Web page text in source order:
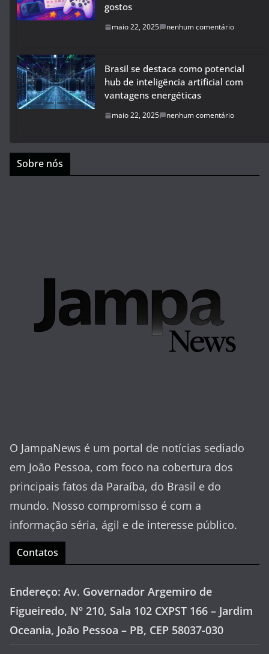
gostos
maio 22, 2025 nenhum comentário
Brasil se destaca como potencial
hub de inteligência artificial com
vantagens energéticas
maio 22, 2025 nenhum comentário
Sobre nós
O JampaNews é um portal de notícias sediado
em João Pessoa, com foco na cobertura dos
principais fatos da Paraíba, do Brasil e do
mundo. Nosso compromisso é com a
informação séria, ágil e de interesse público.
Contatos
Endereço: Av. Governador Argemiro de
Figueiredo, Nº 210, Sala 102 CXPST 166 – Jardim
Oceania, João Pessoa – PB, CEP 58037-030